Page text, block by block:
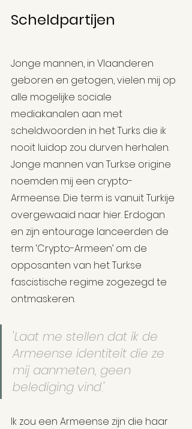
Scheldpartijen
Jonge mannen, in Vlaanderen
geboren en getogen, vielen mij op
alle mogelijke sociale
mediakanalen aan met
scheldwoorden in het Turks die ik
nooit luidop zou durven herhalen.
Jonge mannen van Turkse origine
noemden mij een crypto-
Armeense. Die term is vanuit Turkije
overgewaaid naar hier. Erdogan
en zijn entourage lanceerden de
term ‘Crypto-Armeen’ om de
opposanten van het Turkse
fascistische regime zogezegd te
ontmaskeren.
'Laat me stellen dat ik de
Armeense identiteit die ze
mij aanmeten, geen
belediging vind.'
Ik zou een Armeense zijn die haar